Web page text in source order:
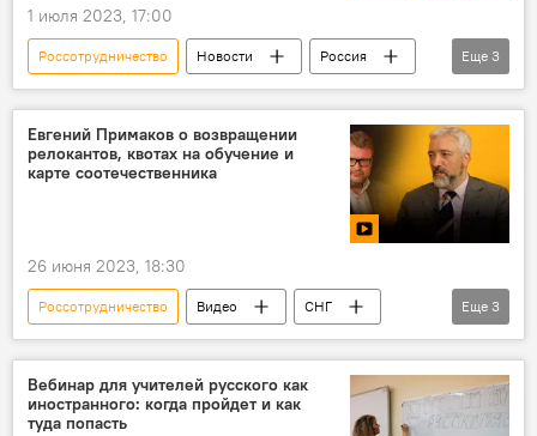
1 июля 2023, 17:00
Россотрудничество Новости
Россия
Русский язык
преподавание СНГ
Еще 3
Евгений Примаков о возвращении
релокантов, квотах на обучение и
карте соотечественника
26 июня 2023, 18:30
Россотрудничество Видео
СНГ
Евгений Примаков
Русский язык
Россия
Еще 3
Вебинар для учителей русского как
иностранного: когда пройдет и как
туда попасть